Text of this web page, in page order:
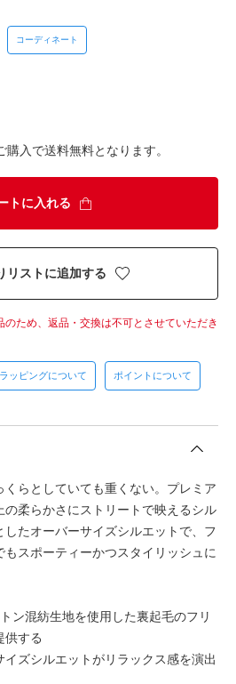
コーディネート
購入で送料無料となります。
トに入れる
リストに追加する
ため、返品・交換は不可とさせていただき
ッピングについて ポイントについて
らとしていても重くない。プレミア
の柔らかさにストリートで映えるシル
たオーバーサイズシルエットで、フ
もスポーティーかつスタイリッシュに
ン混紡生地を使用した裏起毛のフリ
供する
ズシルエットがリラックス感を演出